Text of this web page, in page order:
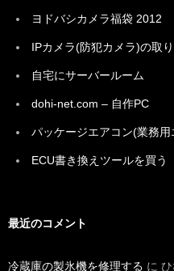
ヨドバシカメラ福袋 2012
IPカメラ(防犯カメラ)の取
自宅にサーバールーム
dohi-net.com – 自作PC
パッケージエアコン(業務
ECU書き換えツールを買う
最近のコメント
冷蔵庫の製氷機を修理する に